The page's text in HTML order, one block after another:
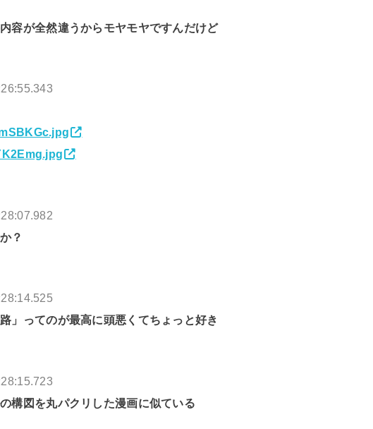
容が全然違うからモヤモヤですんだけど
？
」ってのが最高に頭悪くてちょっと好き
構図を丸パクリした漫画に似ている